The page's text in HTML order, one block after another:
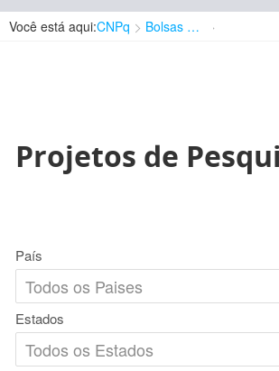
Você está aqui:CNPq Bolsas e Auxílios Vigentes
Projetos de
País
Estados